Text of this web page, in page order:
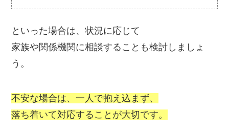
といった場合は、状況に応じて
家族や関係機関に相談することも検討しましょ
う。
不安な場合は、一人で抱え込まず、
落ち着いて対応することが大切です。